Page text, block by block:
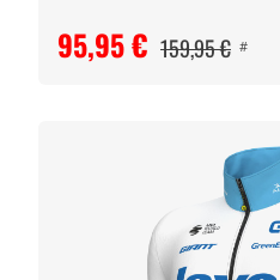
95,95 € 159,95 € #